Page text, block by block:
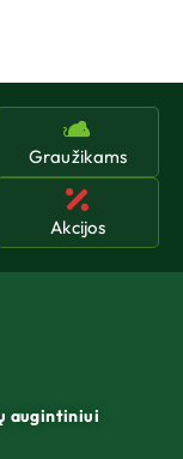
Graužikams
Akcijos
augintiniui